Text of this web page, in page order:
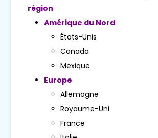
région
Amérique du Nord
États-Unis
Canada
Mexique
Europe
Allemagne
Royaume-Uni
France